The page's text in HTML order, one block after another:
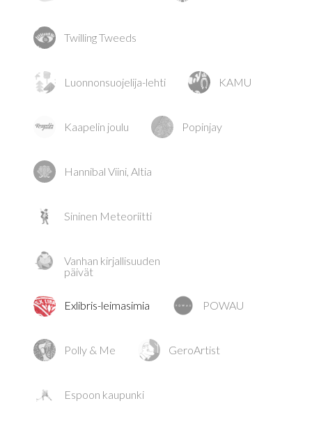
Twilling Tweeds
Luonnonsuojelija-lehti KAMU
Kaapelin joulu Popinjay
Hannibal Viini, Altia
Sininen Meteoriitti
Vanhan kirjallisuuden
päivät
Exlibris-leimasimia POWAU
Polly & Me GeroArtist
Espoon kaupunki